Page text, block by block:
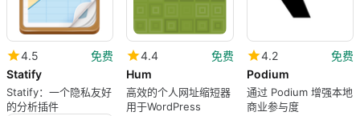
4.5
免费
Statify
Statify：一个隐私友好
的分析插件
4.4
免费
Hum
高效的个人网址缩短器
用于WordPress
4.2
免费
Podium
通过 Podium 增强本地
商业参与度